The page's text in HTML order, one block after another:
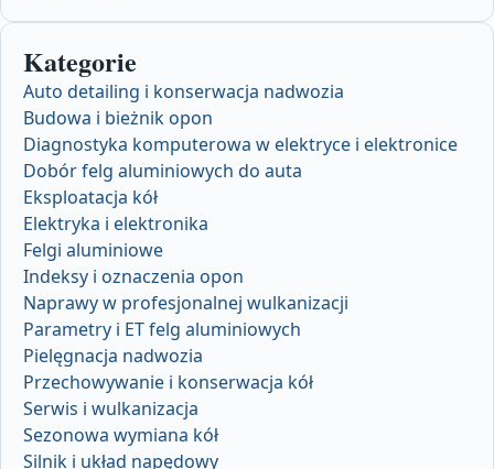
Kategorie
Auto detailing i konserwacja nadwozia
Budowa i bieżnik opon
Diagnostyka komputerowa w elektryce i elektronice
Dobór felg aluminiowych do auta
Eksploatacja kół
Elektryka i elektronika
Felgi aluminiowe
Indeksy i oznaczenia opon
Naprawy w profesjonalnej wulkanizacji
Parametry i ET felg aluminiowych
Pielęgnacja nadwozia
Przechowywanie i konserwacja kół
Serwis i wulkanizacja
Sezonowa wymiana kół
Silnik i układ napędowy